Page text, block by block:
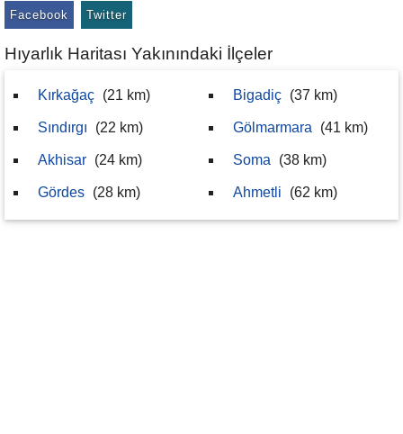
Facebook Twitter
Hıyarlık Haritası Yakınındaki İlçeler
Kırkağaç (21 km)
Sındırgı (22 km)
Akhisar (24 km)
Gördes (28 km)
Bigadiç (37 km)
Gölmarmara (41 km)
Soma (38 km)
Ahmetli (62 km)